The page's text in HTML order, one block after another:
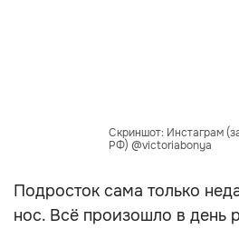
Скриншот: Инстаграм
РФ) @victoriabonya
Подросток сама только
нос. Всё произошло в день